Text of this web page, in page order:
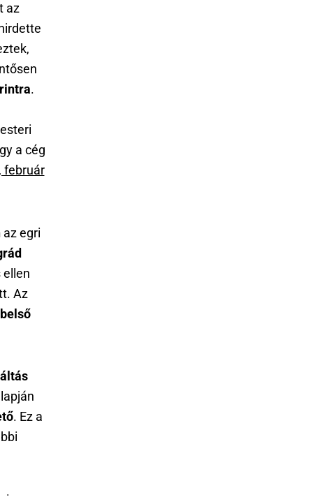
az
.
a cég
február
az egri
Az
belső
. Ez a